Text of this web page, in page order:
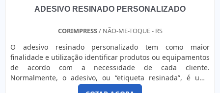
fatores, agregados a uma equipe multidisciplinar de
consultores associados e profissionais com vasta
experiência na área de atuação, garantem uma entrega de
excelência de ponta a ponta.
impressão, pois não borra e é altamente resistente à água e
aplicação em materiais sujeitos a riscos, tração, atritos,
destinado para: Siderúrgicas; Laboratórios; Setor agrícola;
Indústrias químicas; Indústrias de tecnologia.ONDE
ENCONTRAR RIBBON DE RESINA DE QUALIDADEPara
alcançar o melhor resultado é preciso ter atenção também
ADESIVO RESINADO PERSONALIZADO
CORIMPRESS/ NÃO-ME-TOQUE - RS
O adesivo resinado personalizado tem como maior
finalidade e utilização identificar produtos ou equipamentos
de acordo com a necessidade de cada cliente.
Normalmente, o adesivo, ou “etiqueta resinada”, é uma
solução sofisticada e definitiva para identificar o nome ou